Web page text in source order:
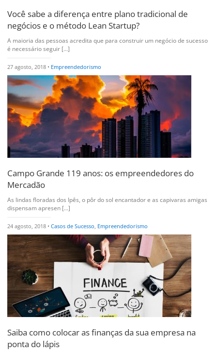
Você sabe a diferença entre plano tradicional de
negócios e o método Lean Startup?
A maioria das pessoas acredita que para construir um negócio de sucesso
é necessário seguir [...]
27 agosto, 2018 • Empreendedorismo
Campo Grande 119 anos: os empreendedores do
Mercadão
As lindas floradas dos Ipês, o pôr do sol encantador e as capivaras amigas
dispensam apresen [...]
24 agosto, 2018 • Casos de Sucesso, Empreendedorismo
Saiba como colocar as finanças da sua empresa na
ponta do lápis